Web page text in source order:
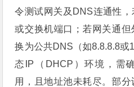
令测试网关及DNS连通性
或交换机端口；若网关通
换为公共DNS（如8.8.8.8或
态IP（DHCP）环境，需
用，且地址池未耗尽。部